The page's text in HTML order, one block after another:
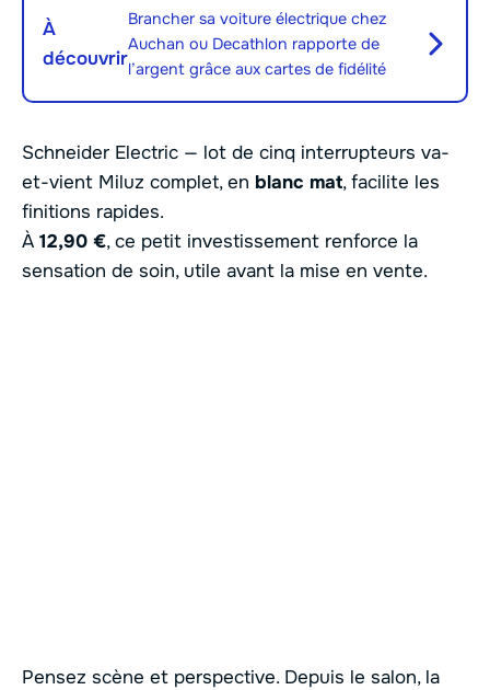
À
découvrir
Brancher sa voiture électrique chez
Auchan ou Decathlon rapporte de
l’argent grâce aux cartes de fidélité
Schneider Electric — lot de cinq interrupteurs va-
et-vient Miluz complet, en blanc mat, facilite les
finitions rapides.
À 12,90 €, ce petit investissement renforce la
sensation de soin, utile avant la mise en vente.
Pensez scène et perspective. Depuis le salon, la